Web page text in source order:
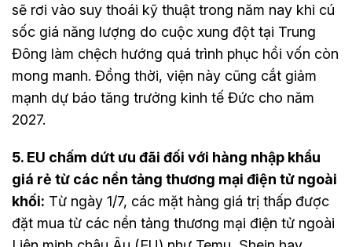
sẽ rơi vào suy thoái kỹ thuật trong năm nay khi cú
sốc giá năng lượng do cuộc xung đột tại Trung
Đông làm chệch hướng quá trình phục hồi vốn còn
mong manh. Đồng thời, viện này cũng cắt giảm
mạnh dự báo tăng trưởng kinh tế Đức cho năm
2027.
5. EU chấm dứt ưu đãi đối với hàng nhập khẩu
giá rẻ từ các nền tảng thương mại điện tử ngoài
khối: Từ ngày 1/7, các mặt hàng giá trị thấp được
đặt mua từ các nền tảng thương mại điện tử ngoài